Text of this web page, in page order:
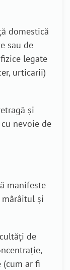
domestică
sau de
legate
urticarii)
și
nevoie de
manifeste
și
de
(cum ar fi